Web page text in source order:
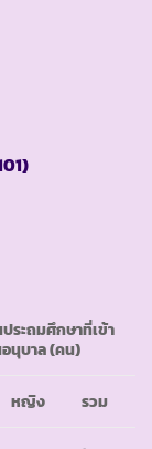
ระถมศึกษาที่เข้า
นุบาล(คน)
หญิง รวม